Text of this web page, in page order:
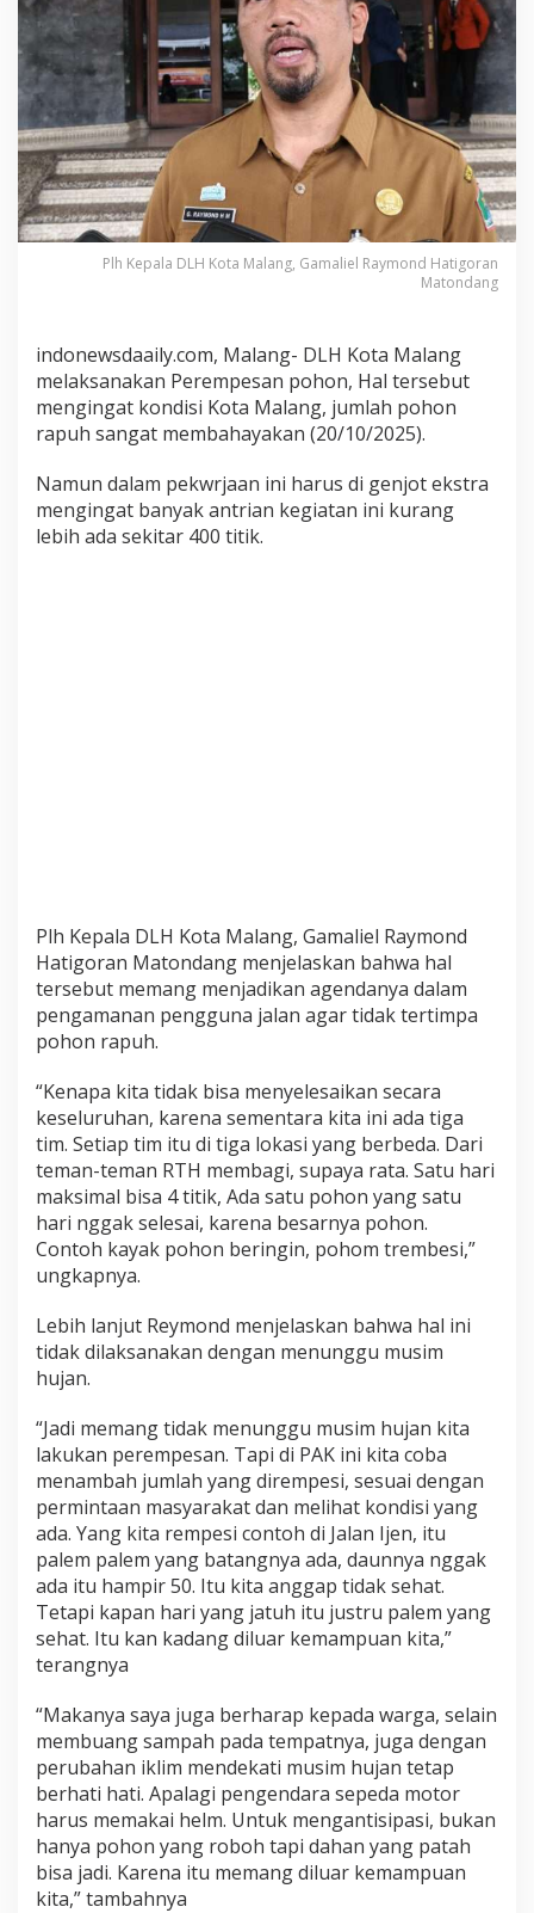
i
b
a
,
D
M
l
a
k
n
a
k
a
n
e
r
e
.
Plh Kepala DLH Kota Malang, Gamaliel Raymond Hatigoran
Matondang
indonewsdaaily.com, Malang- DLH Kota Malang
melaksanakan Perempesan pohon, Hal tersebut
mengingat kondisi Kota Malang, jumlah pohon
rapuh sangat membahayakan (20/10/2025).
Namun dalam pekwrjaan ini harus di genjot ekstra
mengingat banyak antrian kegiatan ini kurang
lebih ada sekitar 400 titik.
Plh Kepala DLH Kota Malang, Gamaliel Raymond
Hatigoran Matondang menjelaskan bahwa hal
tersebut memang menjadikan agendanya dalam
pengamanan pengguna jalan agar tidak tertimpa
pohon rapuh.
“Kenapa kita tidak bisa menyelesaikan secara
keseluruhan, karena sementara kita ini ada tiga
tim. Setiap tim itu di tiga lokasi yang berbeda. Dari
teman-teman RTH membagi, supaya rata. Satu hari
maksimal bisa 4 titik, Ada satu pohon yang satu
hari nggak selesai, karena besarnya pohon.
Contoh kayak pohon beringin, pohom trembesi,”
ungkapnya.
Lebih lanjut Reymond menjelaskan bahwa hal ini
tidak dilaksanakan dengan menunggu musim
hujan.
“Jadi memang tidak menunggu musim hujan kita
lakukan perempesan. Tapi di PAK ini kita coba
menambah jumlah yang dirempesi, sesuai dengan
permintaan masyarakat dan melihat kondisi yang
ada. Yang kita rempesi contoh di Jalan Ijen, itu
palem palem yang batangnya ada, daunnya nggak
ada itu hampir 50. Itu kita anggap tidak sehat.
Tetapi kapan hari yang jatuh itu justru palem yang
sehat. Itu kan kadang diluar kemampuan kita,”
terangnya
“Makanya saya juga berharap kepada warga, selain
membuang sampah pada tempatnya, juga dengan
perubahan iklim mendekati musim hujan tetap
berhati hati. Apalagi pengendara sepeda motor
harus memakai helm. Untuk mengantisipasi, bukan
hanya pohon yang roboh tapi dahan yang patah
bisa jadi. Karena itu memang diluar kemampuan
kita,” tambahnya